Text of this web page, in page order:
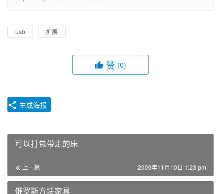
usb 扩展
赞 (0)
生成海报
可以打包带走的床
上一篇 2009年11月10日 1:23 pm
俄罗斯方块家具